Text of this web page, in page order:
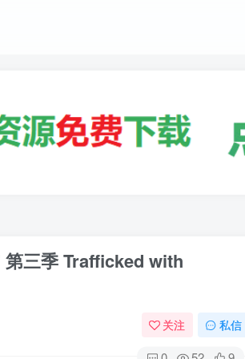
第三季 Trafficked with
关注 私信